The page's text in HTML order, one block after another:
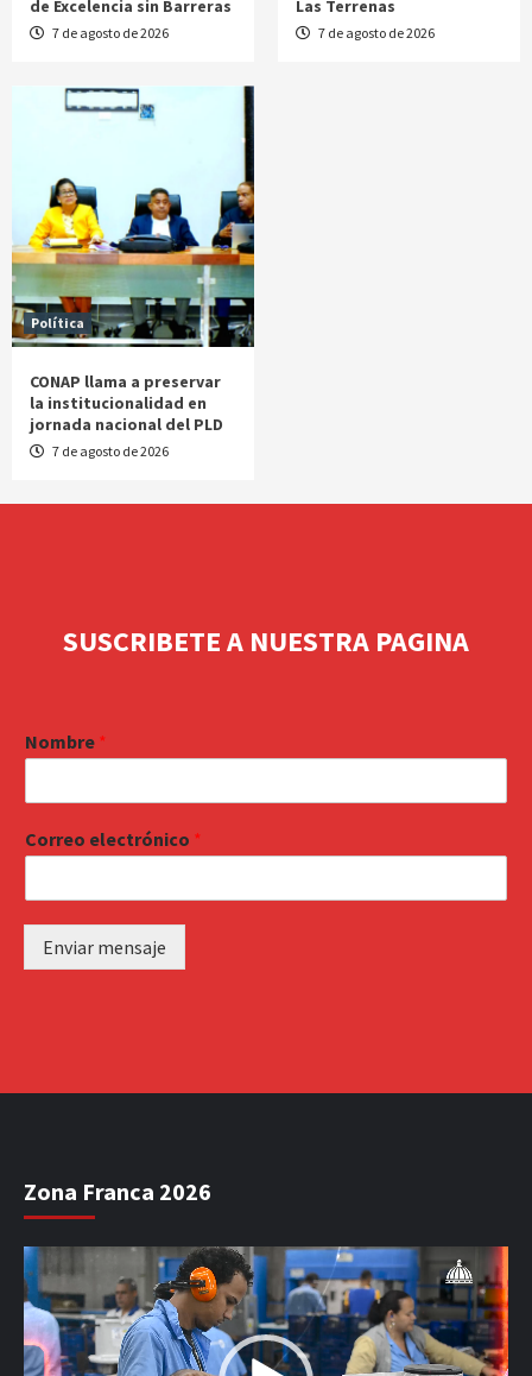
de Excelencia sin Barreras
7 de agosto de 2026
Las Terrenas
7 de agosto de 2026
Política
CONAP llama a preservar
la institucionalidad en
jornada nacional del PLD
7 de agosto de 2026
SUSCRIBETE A NUESTRA PAGINA
Nombre *
Correo electrónico *
Enviar mensaje
Zona Franca 2026
Reproductor
de
vídeo